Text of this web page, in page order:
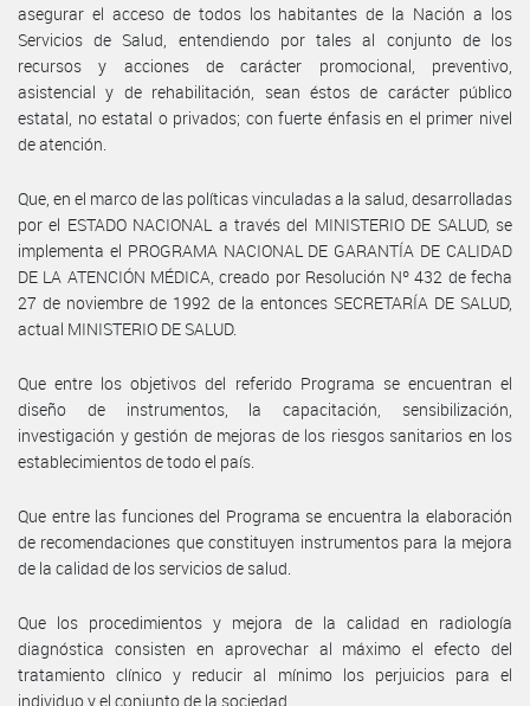
asegurar el acceso de todos los habitantes de la Nación a los
Servicios de Salud, entendiendo por tales al conjunto de los
recursos y acciones de carácter promocional, preventivo,
asistencial y de rehabilitación, sean éstos de carácter público
estatal, no estatal o privados; con fuerte énfasis en el primer nivel
de atención.
Que, en el marco de las políticas vinculadas a la salud, desarrolladas
por el ESTADO NACIONAL a través del MINISTERIO DE SALUD, se
implementa el PROGRAMA NACIONAL DE GARANTÍA DE CALIDAD
DE LA ATENCIÓN MÉDICA, creado por Resolución Nº 432 de fecha
27 de noviembre de 1992 de la entonces SECRETARÍA DE SALUD,
actual MINISTERIO DE SALUD.
Que entre los objetivos del referido Programa se encuentran el
diseño de instrumentos, la capacitación, sensibilización,
investigación y gestión de mejoras de los riesgos sanitarios en los
establecimientos de todo el país.
Que entre las funciones del Programa se encuentra la elaboración
de recomendaciones que constituyen instrumentos para la mejora
de la calidad de los servicios de salud.
Que los procedimientos y mejora de la calidad en radiología
diagnóstica consisten en aprovechar al máximo el efecto del
tratamiento clínico y reducir al mínimo los perjuicios para el
individuo y el conjunto de la sociedad.